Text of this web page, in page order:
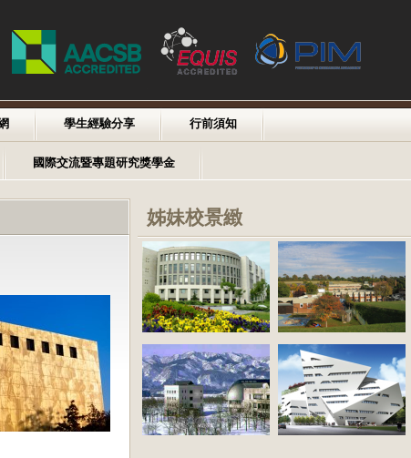
學生經驗分享 行前須知
國際交流暨專題研究獎學金
姊妹校景緻